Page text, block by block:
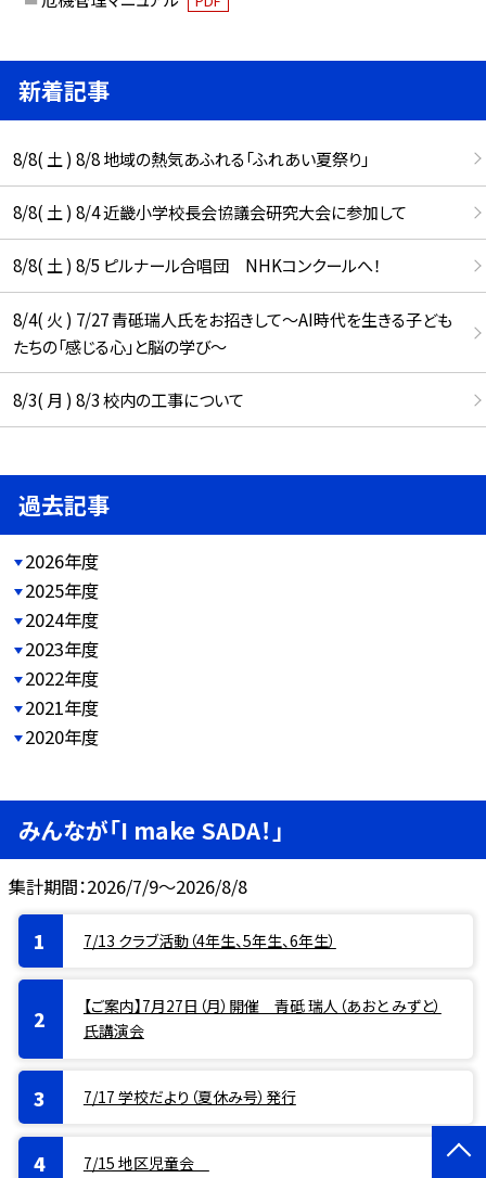
新着記事
8/8( 土 ) 8/8 地域の熱気あふれる「ふれあい夏祭り」
8/8( 土 ) 8/4 近畿小学校長会協議会研究大会に参加して
8/8( 土 ) 8/5 ピルナール合唱団 NHKコンクールへ！
8/4( 火 ) 7/27 青砥瑞人氏をお招きして〜AI時代を生きる子ども
たちの「感じる心」と脳の学び〜
8/3( 月 ) 8/3 校内の工事について
過去記事
2026年度
2025年度
2024年度
2023年度
2022年度
2021年度
2020年度
みんなが「I make SADA！」
集計期間：2026/7/9～2026/8/8
7/13 クラブ活動（4年生、5年生、6年生）
【ご案内】7月27日（月）開催 青砥 瑞人（あおと みずと）
氏講演会
7/17 学校だより（夏休み号）発行
7/15 地区児童会